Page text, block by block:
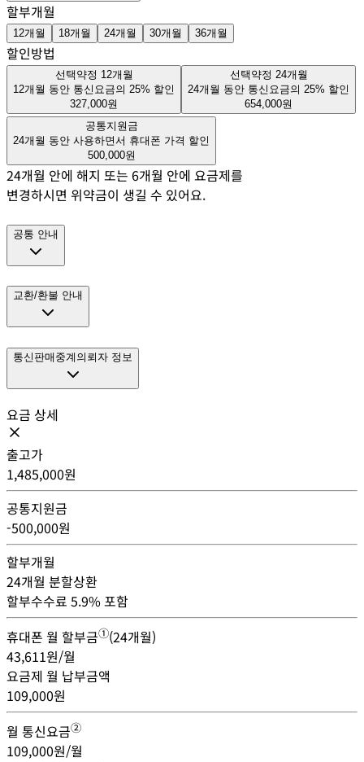
할부개월
12개월 18개월 24개월 30개월 36개월
할인방법
선택약정 12개월
12개월 동안 통신요금의 25% 할인
327,000원
선택약정 24개월
24개월 동안 통신요금의 25% 할인
654,000원
공통지원금
24개월 동안 사용하면서 휴대폰 가격 할인
500,000원
24개월 안에 해지 또는 6개월 안에 요금제를
변경하시면 위약금이 생길 수 있어요.
공통 안내
교환/환불 안내
통신판매중계의뢰자 정보
요금 상세
출고가
1,485,000원
공통지원금
-500,000원
할부개월
24개월 분할상환
할부수수료 5.9% 포함
휴대폰 월 할부금①(24개월)
43,611원/월
요금제 월 납부금액
109,000원
월 통신요금②
109,000원/월